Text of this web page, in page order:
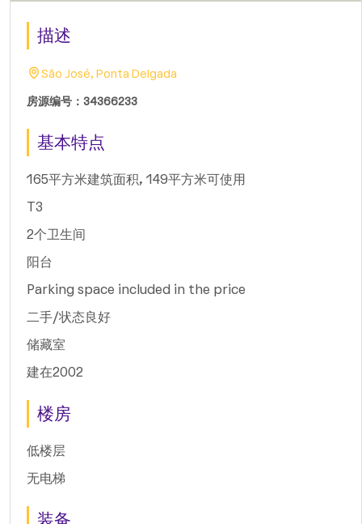
描述
São José, Ponta Delgada
房源编号：34366233
基本特点
165平方米建筑面积, 149平方米可使用
T3
2个卫生间
阳台
Parking space included in the price
二手/状态良好
储藏室
建在2002
楼房
低楼层
无电梯